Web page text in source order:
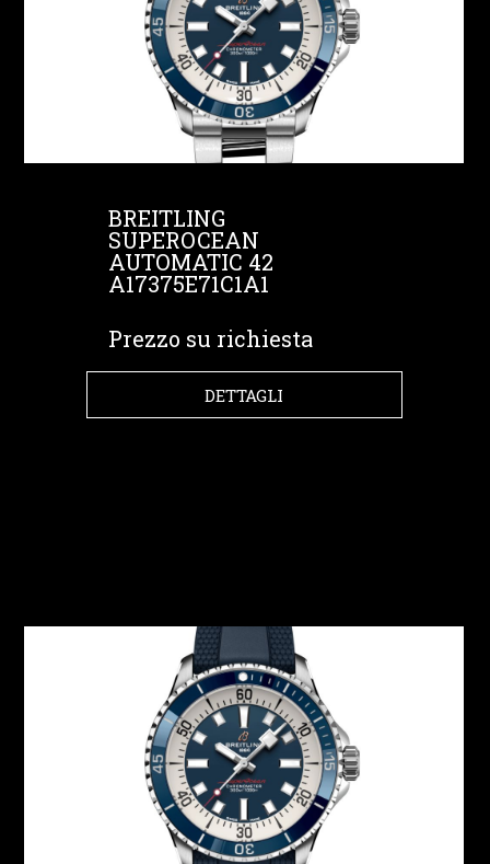
BREITLING
SUPEROCEAN
AUTOMATIC 42
A17375E71C1A1
Prezzo su richiesta
DETTAGLI